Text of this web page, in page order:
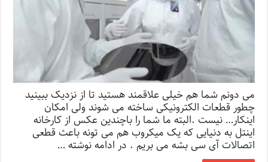
می دونم شما هم خیلی علاقمند هستید تا از نزدیک ببینید
چطور قطعات الکترونیکی ساخته می شوند ولی امکان
اینکار… نیست .البته ما شما را باچندین عکس از کارخانه
اینتل به دنیایی که یک میکروب هم می تونه باعث قطعی
اتصالات آی سی بشه می بریم . در ادامه نوشته …